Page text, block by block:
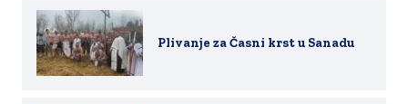
Plivanje za Časni krst u Sanadu